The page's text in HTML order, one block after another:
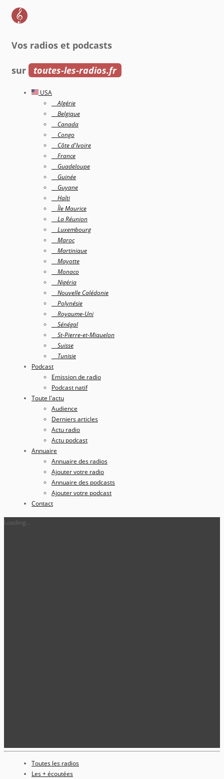
Vos radios et podcasts
sur toutes-les-radios.fr
USA
Algérie
Belgique
Canada
Congo
Côte d'Ivoire
France
Guadeloupe
Guinée
Guyane
Haîti
Île Maurice
La Réunion
Luxembourg
Maroc
Martinique
Mayotte
Monaco
Nigéria
Nouvelle Calédonie
Polynésie
Royaume-Uni
Sénégal
St-Pierre-et-Miquelon
Suisse
Tunisie
Podcast
Emission de radio
Podcast natif
Toute l'actu
Audience
Derniers articles
Actu radio
Actu podcast
Annuaire
Annuaire des radios
Ajouter votre radio
Annuaire des podcasts
Ajouter votre podcast
Contact
Loading...
Toutes les radios
Les + écoutées